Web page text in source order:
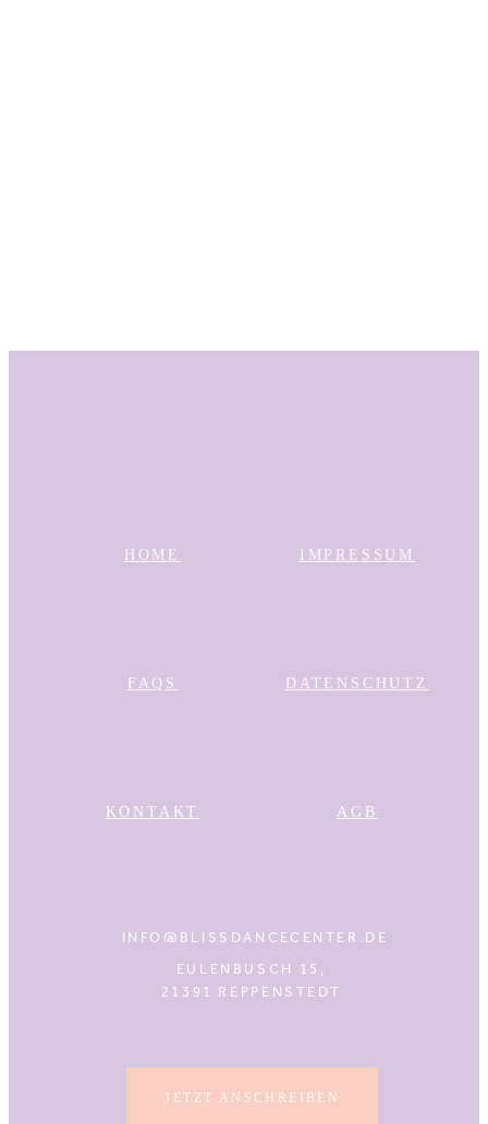
HOME
FAQS
KONTAKT
IMPRESSUM
DATENSCHUTZ
AGB
INFO@BLISSDANCECENTER.DE
EULENBUSCH 15,
21391 REPPENSTEDT
JETZT ANSCHREIBEN